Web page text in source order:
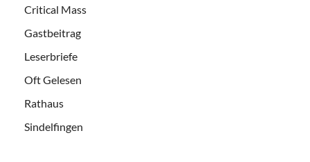
Critical Mass
Gastbeitrag
Leserbriefe
Oft Gelesen
Rathaus
Sindelfingen